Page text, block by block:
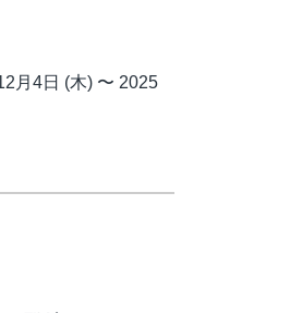
月4日 (木) 〜 2025